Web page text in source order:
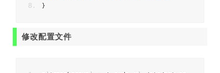
}
修改配置文件